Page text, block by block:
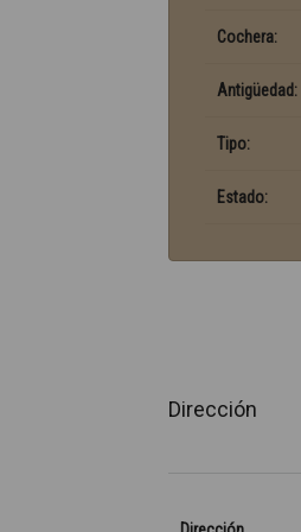
Cochera:
Antigüedad:
Tipo:
Estado:
Dirección